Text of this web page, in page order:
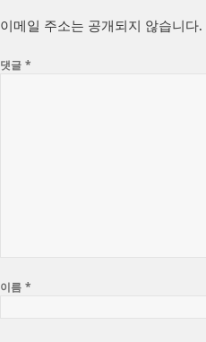
이메일 주소는 공개되지 않습니다.
댓글*
이름*